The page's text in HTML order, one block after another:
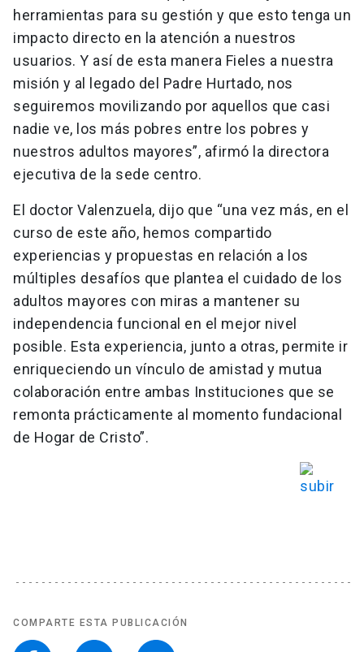
herramientas para su gestión y que esto tenga un
impacto directo en la atención a nuestros
usuarios. Y así de esta manera Fieles a nuestra
misión y al legado del Padre Hurtado, nos
seguiremos movilizando por aquellos que casi
nadie ve, los más pobres entre los pobres y
nuestros adultos mayores”, afirmó la directora
ejecutiva de la sede centro.
El doctor Valenzuela, dijo que “una vez más, en el
curso de este año, hemos compartido
experiencias y propuestas en relación a los
múltiples desafíos que plantea el cuidado de los
adultos mayores con miras a mantener su
independencia funcional en el mejor nivel
posible. Esta experiencia, junto a otras, permite ir
enriqueciendo un vínculo de amistad y mutua
colaboración entre ambas Instituciones que se
remonta prácticamente al momento fundacional
de Hogar de Cristo”.
COMPARTE ESTA PUBLICACIÓN